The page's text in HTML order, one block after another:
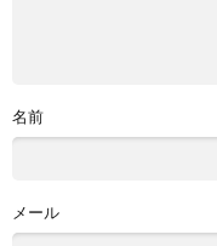
名前
メール